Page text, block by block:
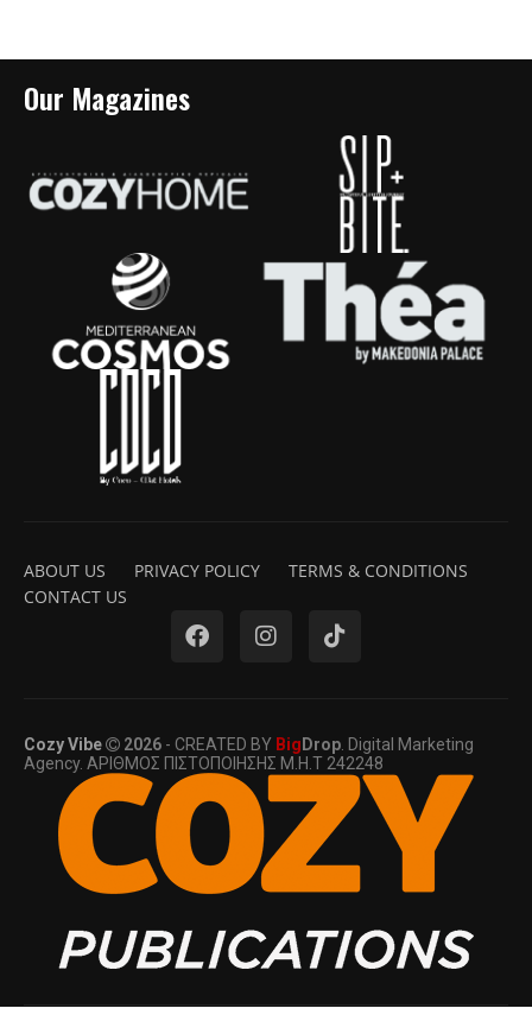
Our Magazines
ABOUT US PRIVACY POLICY
TERMS & CONDITIONS
CONTACT US
Cozy Vibe 2026 - CREATED BY Big Drop . Digital Marketing
Agency. ΑΡΙΘΜΟΣ ΠΙΣΤΟΠΟΙΗΣΗΣ Μ.Η.Τ 242248